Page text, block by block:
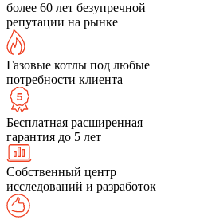
более 60 лет безупречной
репутации на рынке
Газовые котлы под любые
потребности клиента
Бесплатная расширенная
гарантия до 5 лет
Собственный центр
исследований и разработок